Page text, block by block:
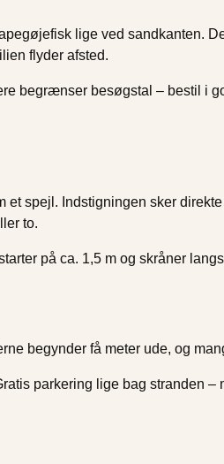
lige ved sandkanten.
flyder afsted.
begrænser besøgstal – bestil i
spejl. Indstigningen sker
to.
på ca. 1,5 m og skråner
begynder få meter ude, og
parkering lige bag stranden